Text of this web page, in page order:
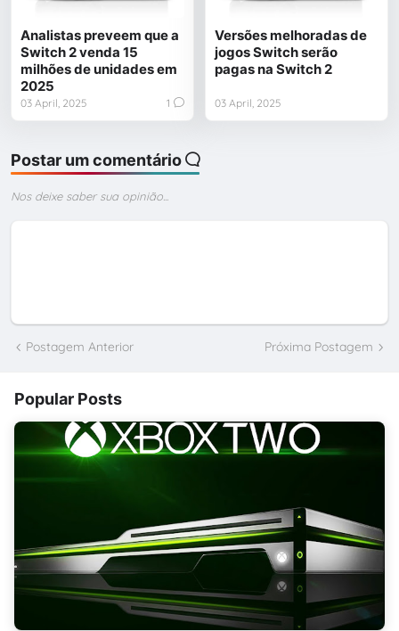
Analistas preveem que a
Switch 2 venda 15
milhões de unidades em
2025
03 April, 2025 1
Versões melhoradas de
jogos Switch serão
pagas na Switch 2
03 April, 2025
Postar um comentário
Nos deixe saber sua opinião...
Postagem Anterior Próxima Postagem
Popular Posts